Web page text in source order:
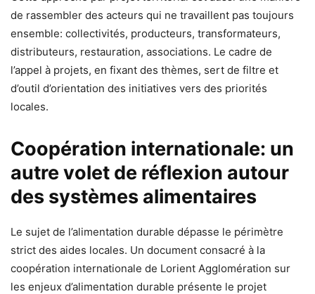
de rassembler des acteurs qui ne travaillent pas toujours
ensemble: collectivités, producteurs, transformateurs,
distributeurs, restauration, associations. Le cadre de
l’appel à projets, en fixant des thèmes, sert de filtre et
d’outil d’orientation des initiatives vers des priorités
locales.
Coopération internationale: un
autre volet de réflexion autour
des systèmes alimentaires
Le sujet de l’alimentation durable dépasse le périmètre
strict des aides locales. Un document consacré à la
coopération internationale de Lorient Agglomération sur
les enjeux d’alimentation durable présente le projet